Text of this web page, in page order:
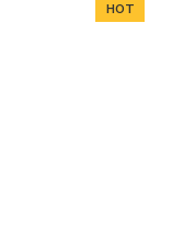
HOT